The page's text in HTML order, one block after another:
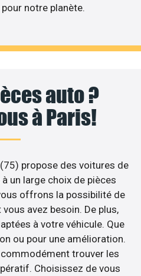
notre planète.
auto ?
à Paris!
propose des voitures de
un large choix de pièces
offrons la possibilité de
avez besoin. De plus,
à votre véhicule. Que
ou pour une amélioration.
trouver les
Choisissez de vous